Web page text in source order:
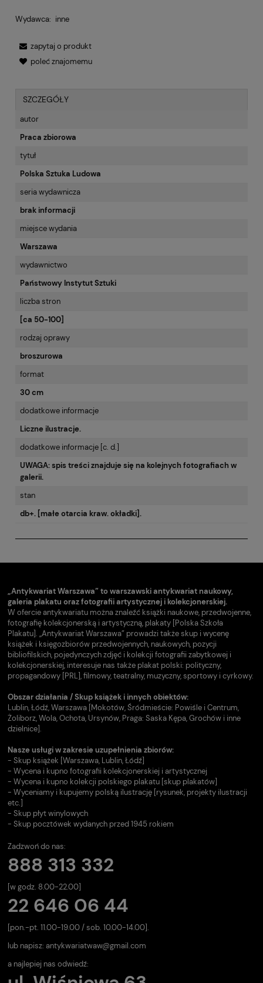
Wydawca: inne
zapytaj o produkt
poleć znajomemu
SZCZEGÓŁY
autor
Praca zbiorowa
tytuł
Polska Sztuka Ludowa
seria wydawnicza
brak informacji
miejsce wydania
Warszawa
wydawnictwo
Państwowy Instytut Sztuki
liczba stron
[ca 50-100]
rodzaj oprawy
broszurowa
format
30 cm
dodatkowe informacje
Liczne ilustracje.
dodatkowe informacje [c. d.]
UWAGA: spis treści znajduje się na kolejnych fotografiach w
galerii.
stan
db+. [małe otarcia kraw. okładki].
„Antykwariat Warszawa” to warszawski antykwariat naukowy,
galeria plakatu oraz fotografii artystycznej i kolekcjonerskiej.
W ofercie antykwariatu można znaleźć książki naukowe, przedwojenne,
fotografię kolekcjonerską i artystyczną, plakaty [Polska Szkoła
Plakatu]. „Antykwariat Warszawa” prowadzi także skup i wycenę
książek i księgozbiorów przedwojennych, naukowych, pozycji
bibliofilskich, pojedynczych zdjęć i kolekcji fotografii zabytkowej i
kolekcjonerskiej, interesuje nas także plakat polski: polityczny,
propagandowy [PRL], filmowy, teatralny, muzyczny, sportowy i cyrkowy.
Obszar działania / Skup książek i innych obiektów:
Lublin, Łódź, Warszawa [Mokotów, Śródmieście: Powiśle i Centrum,
Żoliborz, Wola, Ochota, Ursynów, Praga: Saska Kępa, Grochów i inne
dzielnice].
Nasze usługi w zakresie uzupełnienia zbiorów:
- Skup książek [Warszawa, Lublin, Łódź]
- Wycena i kupno fotografii kolekcjonerskiej i artystycznej
- Wycena i kupno kolekcji polskiego plakatu [skup plakatów]
- Wyceniamy i kupujemy polską ilustrację [rysunek, projekty ilustracji
etc.]
- Skup płyt winylowych
- Skup pocztówek wydanych przed 1945 rokiem
Zadzwoń do nas:
888 313 332
[w godz. 8.00-22.00]
22 646 06 44
[pon.-pt. 11.00-19.00 / sob. 10.00-14.00].
lub napisz: antykwariatwaw@gmail.com
a najlepiej nas odwiedź: